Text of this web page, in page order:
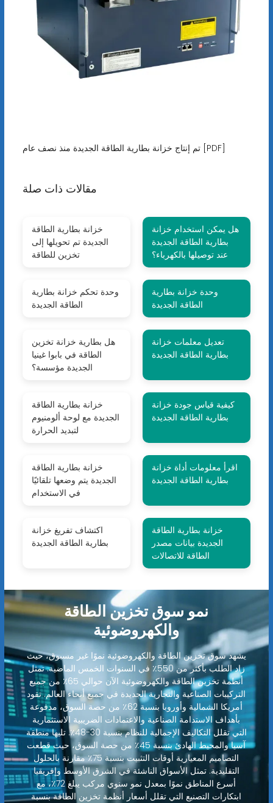
تم إنتاج خزانة بطارية الطاقة الجديدة منذ نصف عام [PDF]
مقالات ذات صلة
خزانة بطارية الطاقة
الجديدة تم تحويلها إلى
تخزين للطاقة
هل يمكن استخدام خزانة
بطارية الطاقة الجديدة
عند توصيلها بالكهرباء؟
وحدة تحكم خزانة بطارية
الطاقة الجديدة
وحدة خزانة بطارية
الطاقة الجديدة
هل بطارية خزانة تخزين
الطاقة في بابوا غينيا
الجديدة مؤسسة؟
تعديل معلمات خزانة
بطارية الطاقة الجديدة
خزانة بطارية الطاقة
الجديدة مع لوحة ألومنيوم
لتبديد الحرارة
كيفية قياس جودة خزانة
بطارية الطاقة الجديدة
خزانة بطارية الطاقة
الجديدة يتم وضعها تلقائيًا
في الاستخدام
اقرأ معلومات أداة خزانة
بطارية الطاقة الجديدة
اكتشاف تفريغ خزانة
بطارية الطاقة الجديدة
خزانة بطارية الطاقة
الجديدة بيانات مصدر
الطاقة للاتصالات
نمو سوق تخزين الطاقة
والكهروضوئية
يشهد سوق تخزين الطاقة والكهروضوئية نموًا غير مسبوق، حيث
زاد الطلب بأكثر من 550٪ في السنوات الخمس الماضية. تمثل
أنظمة تخزين الطاقة والكهروضوئية الآن حوالي 65٪ من جميع
التركيبات الصناعية والتجارية الجديدة في جميع أنحاء العالم. تقود
أمريكا الشمالية وأوروبا بنسبة 62٪ من حصة السوق، مدفوعة
بأهداف الاستدامة الصناعية والاعتمادات الضريبية الاستثمارية
التي تقلل التكاليف الإجمالية للنظام بنسبة 30-48٪. تليها منطقة
آسيا والمحيط الهادئ بنسبة 45٪ من حصة السوق، حيث قطعت
التصاميم المعيارية أوقات التثبيت بنسبة 75٪ مقارنة بالحلول
التقليدية. تمثل الأسواق الناشئة في الشرق الأوسط وإفريقيا
أسرع المناطق نموًا بمعدل نمو سنوي مركب يبلغ 72٪، مع
ابتكارات التصنيع التي تقلل أسعار أنظمة تخزين الطاقة بنسبة